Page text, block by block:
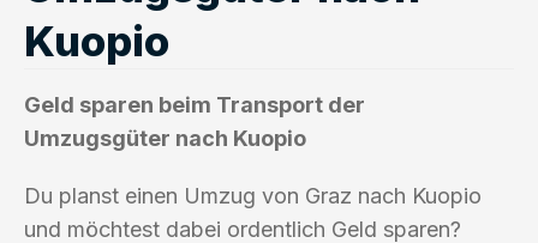
Kuopio
Geld sparen beim Transport der
Umzugsgüter nach Kuopio
Du planst einen Umzug von Graz nach Kuopio
und möchtest dabei ordentlich Geld sparen?